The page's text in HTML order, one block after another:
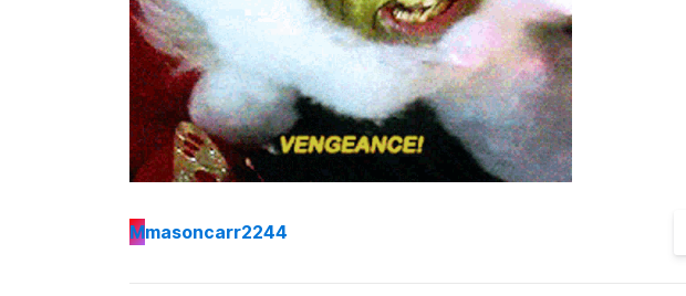
Mmasoncarr2244